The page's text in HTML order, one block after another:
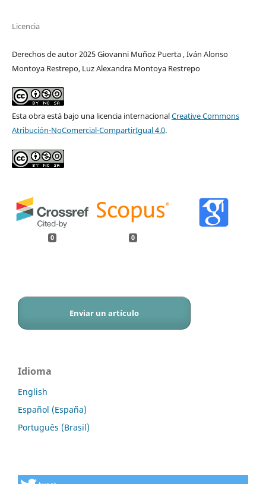
Licencia
Derechos de autor 2025 Giovanni Muñoz Puerta , Iván Alonso
Montoya Restrepo, Luz Alexandra Montoya Restrepo
Esta obra está bajo una licencia internacionalCreative Commons
Atribución-NoComercial-CompartirIgual 4.0.
0 0
Enviar un artículo
Idioma
English
Español (España)
Português (Brasil)